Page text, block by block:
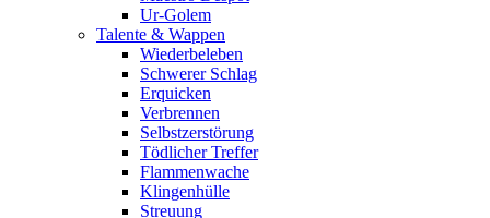
Ur-Golem
Talente & Wappen
Wiederbeleben
Schwerer Schlag
Erquicken
Verbrennen
Selbstzerstörung
Tödlicher Treffer
Flammenwache
Klingenhülle
Streuung